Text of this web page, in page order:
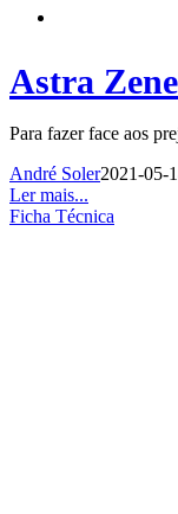
Astra
Para fazer face aos
André Soler2021-05-
Ler mais...
Ficha Técnica